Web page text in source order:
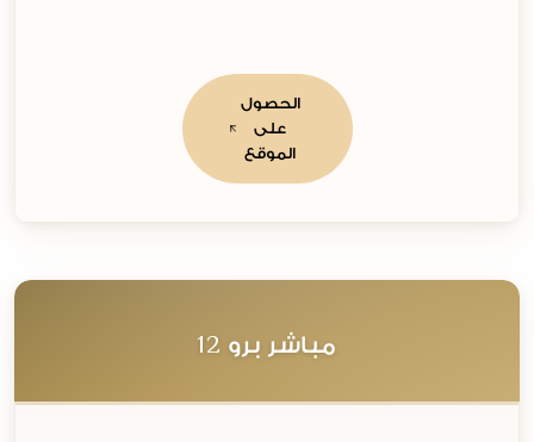
الحصول
على
الموقع
مباشر برو 12